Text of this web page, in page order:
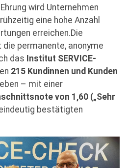
wird Unternehmen
eine hohe Anzahl
erreichen.Die
permanente, anonyme
das Institut SERVICE-
215 Kundinnen und Kunden
– mit einer
von 1,60 („Sehr
bestätigten